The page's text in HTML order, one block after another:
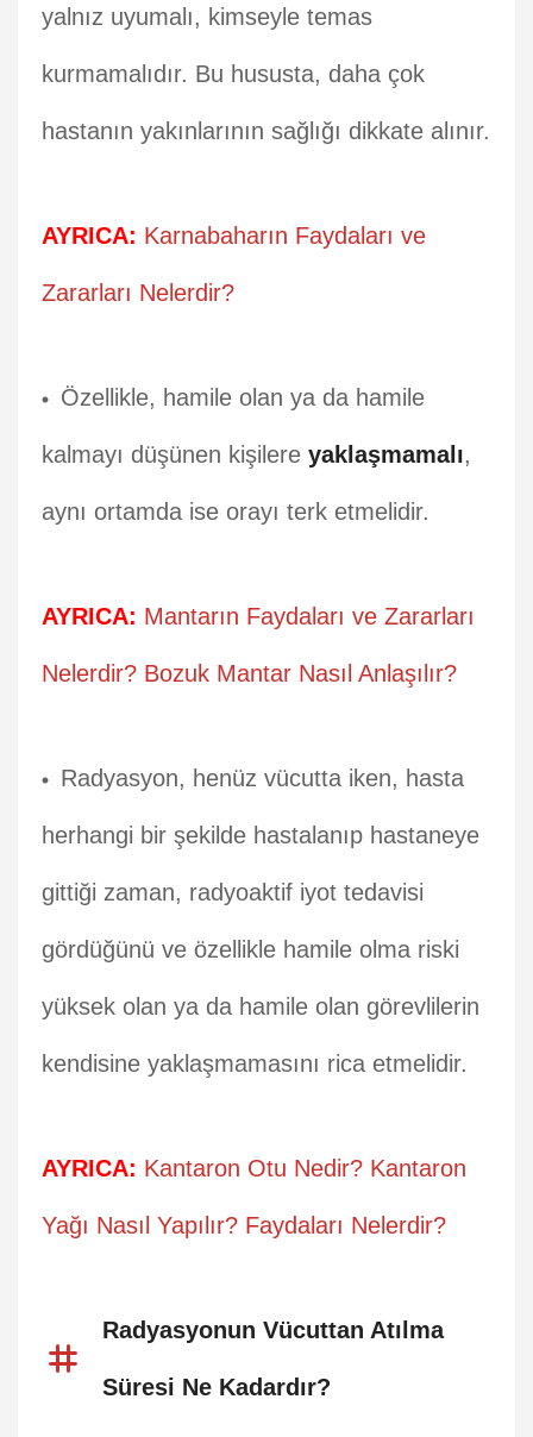
yalnız uyumalı, kimseyle temas
kurmamalıdır. Bu hususta, daha çok
hastanın yakınlarının sağlığı dikkate alınır.
AYRICA: Karnabaharın Faydaları ve
Zararları Nelerdir?
Özellikle, hamile olan ya da hamile
kalmayı düşünen kişilere yaklaşmamalı,
aynı ortamda ise orayı terk etmelidir.
AYRICA: Mantarın Faydaları ve Zararları
Nelerdir? Bozuk Mantar Nasıl Anlaşılır?
Radyasyon, henüz vücutta iken, hasta
herhangi bir şekilde hastalanıp hastaneye
gittiği zaman, radyoaktif iyot tedavisi
gördüğünü ve özellikle hamile olma riski
yüksek olan ya da hamile olan görevlilerin
kendisine yaklaşmamasını rica etmelidir.
AYRICA: Kantaron Otu Nedir? Kantaron
Yağı Nasıl Yapılır? Faydaları Nelerdir?
Radyasyonun Vücuttan Atılma
Süresi Ne Kadardır?